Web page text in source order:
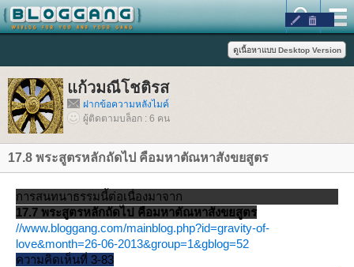
ก้วมณีโชติรส
ฝากข้อความหลังไมค์
ผู้ติดตามบล็อก : 6 คน
17.8 พระสูตรหลักถัดไป คือมหาตัณหาสังขยสูตร
การสนทนาธรรมนี้ต่อเนื่องมาจาก
17.7 พระสูตรหลักถัดไป คือมหาตัณหาสังขยสูตร
//www.bloggang.com/mainblog.php?id=gravity-of-
love&month=26-06-2013&group=1&gblog=52
ความคิดเห็นที่ 3-83